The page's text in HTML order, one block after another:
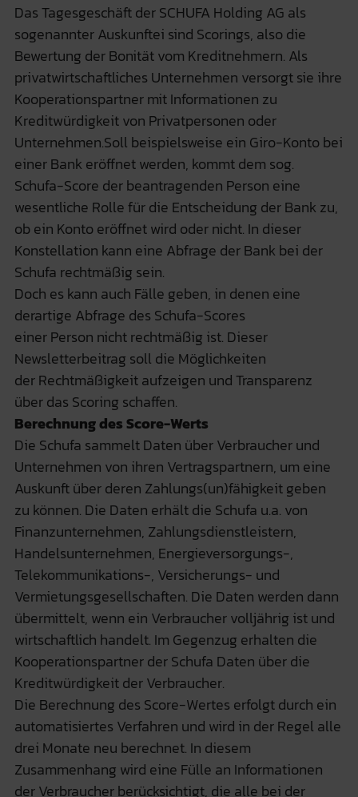
Das Tagesgeschäft der SCHUFA Holding AG als
sogenannter Auskunftei sind Scorings, also die
Bewertung der Bonität vom Kreditnehmern. Als
privatwirtschaftliches Unternehmen versorgt sie ihre
Kooperationspartner mit Informationen zu
Kreditwürdigkeit von Privatpersonen oder
Unternehmen.Soll beispielsweise ein Giro-Konto bei
einer Bank eröffnet werden, kommt dem sog.
Schufa-Score der beantragenden Person eine
wesentliche Rolle für die Entscheidung der Bank zu,
ob ein Konto eröffnet wird oder nicht. In dieser
Konstellation kann eine Abfrage der Bank bei der
Schufa rechtmäßig sein.
Doch es kann auch Fälle geben, in denen eine
derartige Abfrage des Schufa-Scores
einer Person nicht rechtmäßig ist. Dieser
Newsletterbeitrag soll die Möglichkeiten
der Rechtmäßigkeit aufzeigen und Transparenz
über das Scoring schaffen.
Berechnung des Score-Werts
Die Schufa sammelt Daten über Verbraucher und
Unternehmen von ihren Vertragspartnern, um eine
Auskunft über deren Zahlungs(un)fähigkeit geben
zu können. Die Daten erhält die Schufa u.a. von
Finanzunternehmen, Zahlungsdienstleistern,
Handelsunternehmen, Energieversorgungs-,
Telekommunikations-, Versicherungs- und
Vermietungsgesellschaften. Die Daten werden dann
übermittelt, wenn ein Verbraucher volljährig ist und
wirtschaftlich handelt. Im Gegenzug erhalten die
Kooperationspartner der Schufa Daten über die
Kreditwürdigkeit der Verbraucher.
Die Berechnung des Score-Wertes erfolgt durch ein
automatisiertes Verfahren und wird in der Regel alle
drei Monate neu berechnet. In diesem
Zusammenhang wird eine Fülle an Informationen
der Verbraucher berücksichtigt, die alle bei der